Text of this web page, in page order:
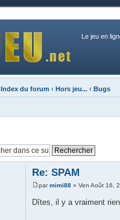
Le jeu en
Index du forum ‹ Hors jeu... ‹ Bugs
Re: SPAM
parmimi88» Ven Août 16,
Dîtes, il y a vraiment